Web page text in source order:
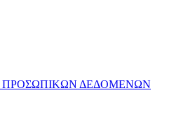
ΠΡΟΣΩΠΙΚΩΝ ΔΕΔΟΜΕΝΩΝ